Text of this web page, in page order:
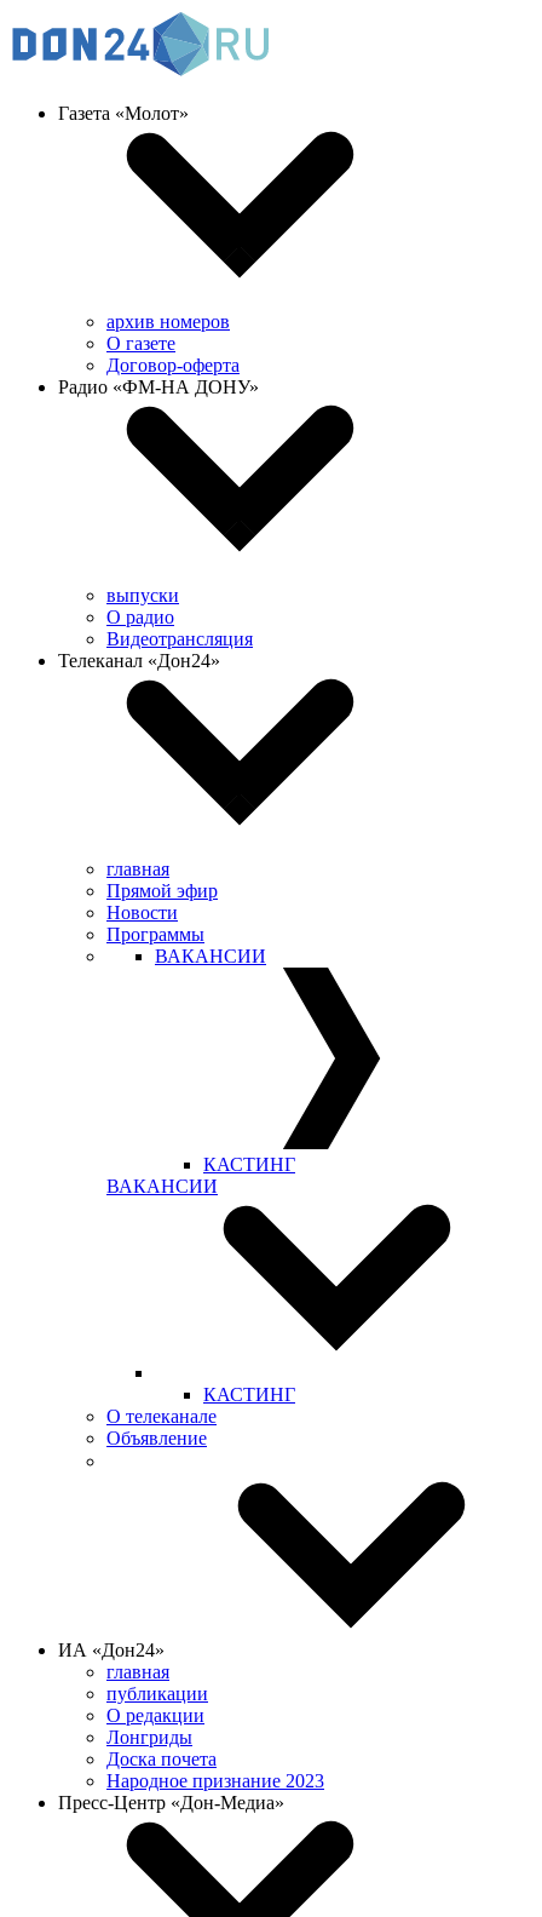
Газета «Молот»
архив номеров
О газете
Договор-оферта
Радио «ФМ-НА ДОНУ»
выпуски
О радио
Видеотрансляция
Телеканал «Дон24»
главная
Прямой эфир
Новости
Программы
ВАКАНСИИ
КАСТИНГ
ВАКАНСИИ
КАСТИНГ
О телеканале
Объявление
ИА «Дон24»
главная
публикации
О редакции
Лонгриды
Доска почета
Народное признание 2023
Пресс-Центр «Дон-Медиа»